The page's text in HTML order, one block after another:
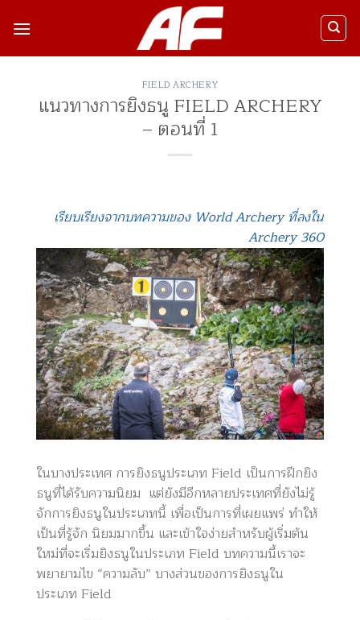
FIELD ARCHERY
แนวทางการยิงธนู FIELD ARCHERY
– ตอนที่ 1
เรียบเรียงจากบทความของ World Archery ที่ลงใน
Archery 360
ในบางประเทศ การยิงธนูประเภท Field เป็นการฝึกยิง
ธนูที่ได้รับความนิยม แต่ยังมีอีกหลายประเทศที่ยังไม่รู้
จักการยิงธนูในประเภทนี้ เพื่อเป็นการที่เผยแพร่ ทำให้
เป็นที่รู้จัก นิยมมากขึ้น และเข้าใจง่ายสำหรับผู้เริ่มต้น
ใหม่ที่จะเริ่มยิงธนูในประเภท Field บทความนี้เราจะ
พยายามไข “ความลับ” บางส่วนของการยิงธนูใน
ประเภท Field